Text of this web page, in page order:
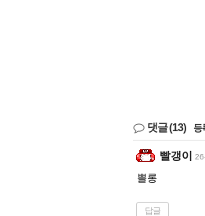
댓글(13) 등
빨갱이
뽈롱
답글